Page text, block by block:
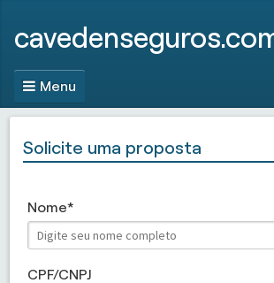
Menu
Solicite uma proposta
Nome
CPF/CNPJ